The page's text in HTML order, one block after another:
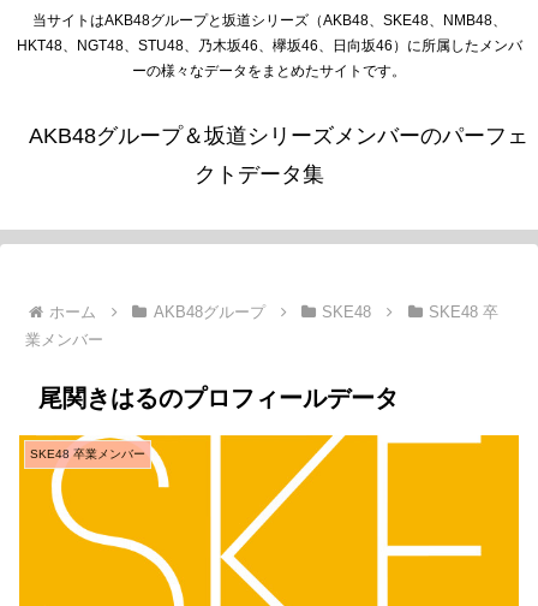
当サイトはAKB48グループと坂道シリーズ（AKB48、SKE48、NMB48、
HKT48、NGT48、STU48、乃木坂46、欅坂46、日向坂46）に所属したメンバ
ーの様々なデータをまとめたサイトです。
AKB48グループ＆坂道シリーズメンバーのパーフェ
クトデータ集
ホーム AKB48グループ SKE48
SKE48 卒
業メンバー
尾関きはるのプロフィールデータ
SKE48 卒業メンバー